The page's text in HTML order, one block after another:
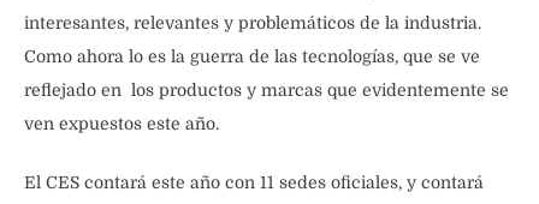
interesantes, relevantes y problemáticos de la industria.
Como ahora lo es la guerra de las tecnologías, que se ve
reflejado en los productos y marcas que evidentemente se
ven expuestos este año.
El CES contará este año con 11 sedes oficiales, y contará